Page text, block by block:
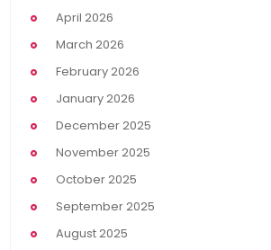
April 2026
March 2026
February 2026
January 2026
December 2025
November 2025
October 2025
September 2025
August 2025